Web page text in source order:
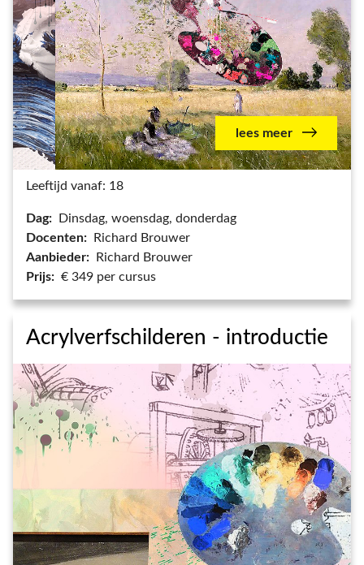
lees meer
Leeftijd vanaf: 18
Dag: Dinsdag, woensdag, donderdag
Docenten: Richard Brouwer
Aanbieder: Richard Brouwer
Prijs: € 349 per cursus
Acrylverfschilderen - introductie